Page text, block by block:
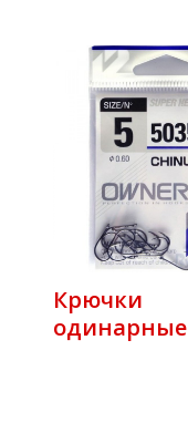
Крючки
одинарные